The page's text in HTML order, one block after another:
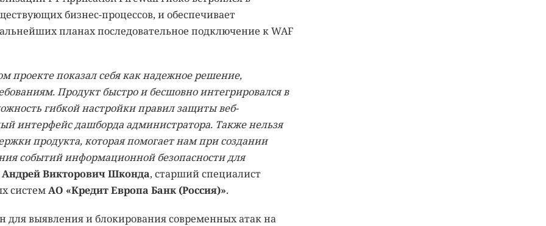
бизнес-процессов, и обеспечивает
планах последовательное подключение к WAF
проекте показал себя как надежное решение,
Продукт быстро и бесшовно интегрировался в
гибкой настройки правил защиты веб-
интерфейс дашборда администратора. Также нельзя
продукта, которая помогает нам при создании
событий информационной безопасности для
Андрей Викторович Шконда, старший специалист
системАО «Кредит Европа Банк (Россия)».
для выявления и блокирования современных атак на